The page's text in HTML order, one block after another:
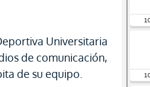
Universitaria
de comunicación,
de su equipo.